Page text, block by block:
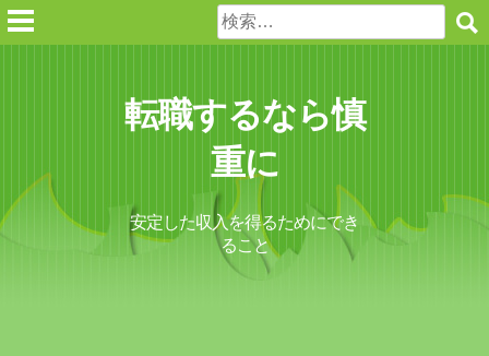
Skip
to
検
索:
転職するなら慎
重に
安定した収入を得るためにでき
ること